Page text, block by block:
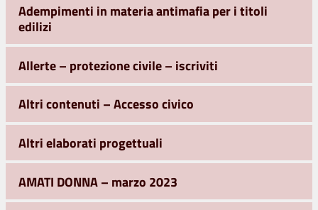
Adempimenti in materia antimafia per i titoli
edilizi
Allerte – protezione civile – iscriviti
Altri contenuti – Accesso civico
Altri elaborati progettuali
AMATI DONNA – marzo 2023